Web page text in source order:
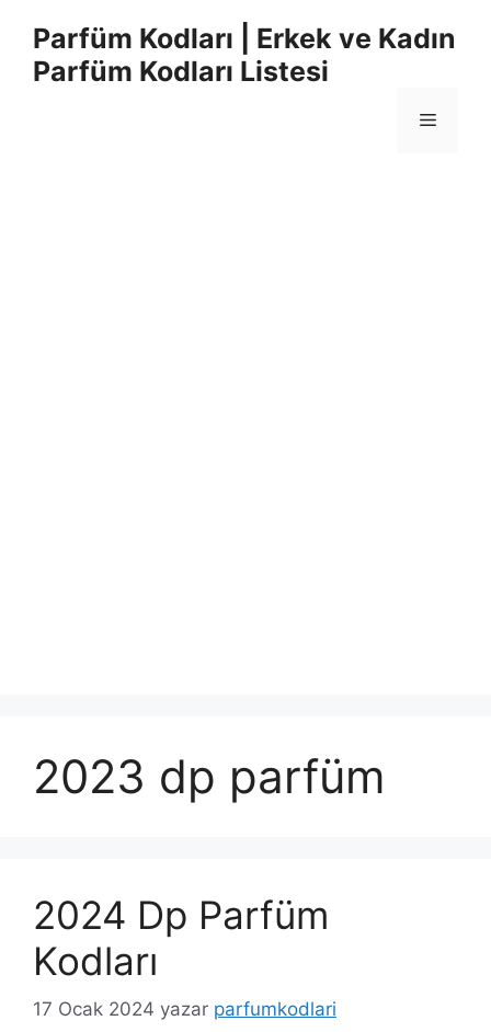
Parfüm Kodları | Erkek ve Kadın
Parfüm Kodları Listesi
Menü
2023 dp parfüm
2024 Dp Parfüm
Kodları
17 Ocak 2024 yazar parfumkodlari